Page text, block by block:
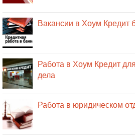
Вакансии в Хоум Кредит
Работа в Хоум Кредит
дела
Работа в юридическом